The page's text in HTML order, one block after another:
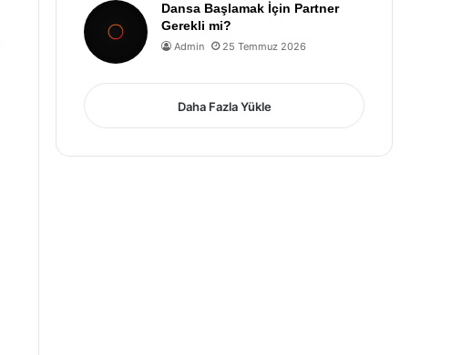
Dansa Başlamak İçin Partner
Gerekli mi?
Admin 25 Temmuz 2026
Daha Fazla Yükle